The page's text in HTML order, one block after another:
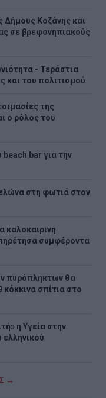
Κοζάνης και
σε βρεφονηπιακούς
- Τεράστια
και του πολιτισμού
της
ο ρόλος του
beach bar για την
στη φωτιά στον
καλοκαιρινή
συμφέροντα
πυρόπληκτων θα
σπίτια στο
η Υγεία στην
→